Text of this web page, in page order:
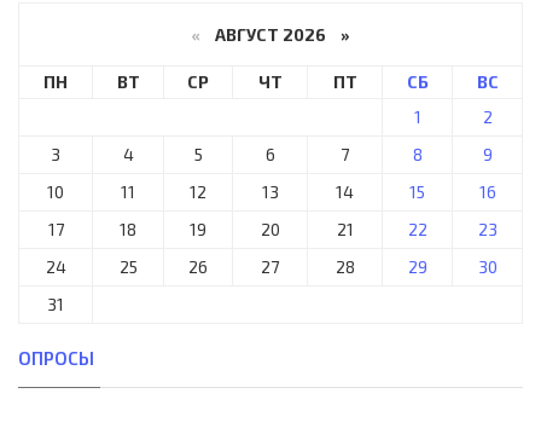
« АВГУСТ 2026 »
ПН ВТ СР ЧТ ПТ СБ
ВС
1
2
3
4 5 6 7 8
9
10
11 12 13 14 15
16
17
18 19 20 21 22
23
24
25 26 27 28 29
30
31
ОПРОСЫ